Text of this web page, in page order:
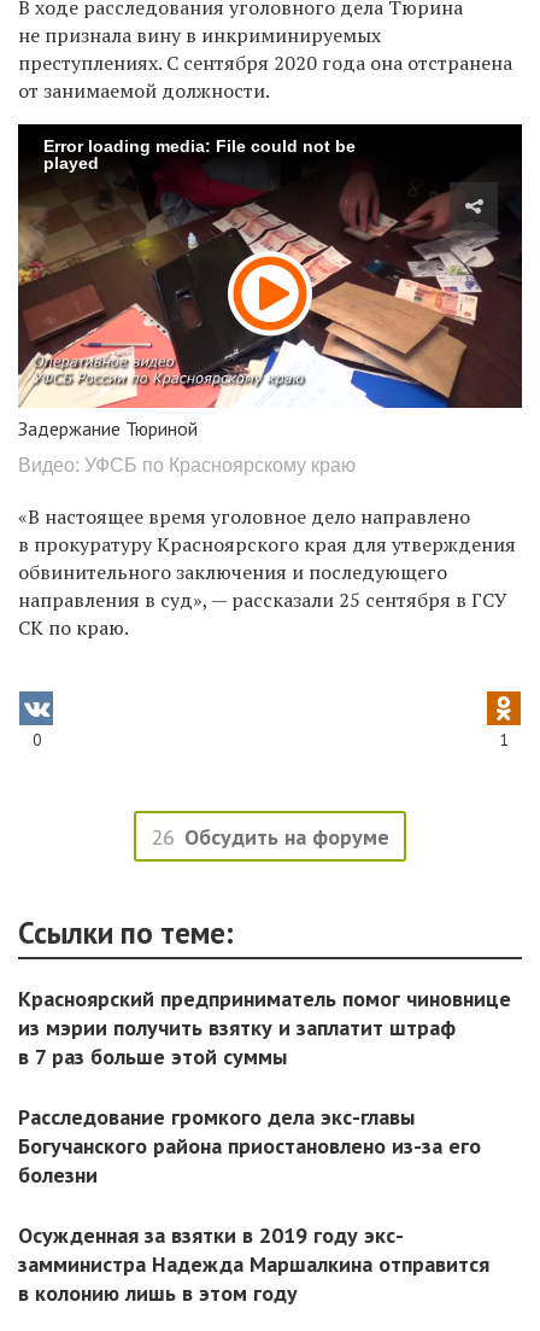
В ходе расследования уголовного дела Тюрина
не признала вину в инкриминируемых
преступлениях. С сентября 2020 года она отстранена
от занимаемой должности.
Error loading media: File could not be
played
Задержание Тюриной
Видео: УФСБ по Красноярскому краю
«В настоящее время уголовное дело направлено
в прокуратуру Красноярского края для утверждения
обвинительного заключения и последующего
направления в суд», — рассказали 25 сентября в ГСУ
СК по краю.
0 1
26 Обсудить на форуме
Ссылки по теме:
Красноярский предприниматель помог чиновнице
из мэрии получить взятку и заплатит штраф
в 7 раз больше этой суммы
Расследование громкого дела экс-главы
Богучанского района приостановлено из-за его
болезни
Осужденная за взятки в 2019 году экс-
замминистра Надежда Маршалкина отправится
в колонию лишь в этом году